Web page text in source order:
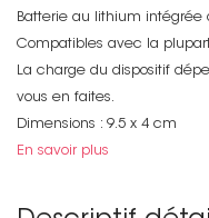
Batterie au lithium intégrée
Compatibles avec la
La charge du dispositif
vous en faites.
Dimensions : 9.5 x 4 cm
En savoir plus